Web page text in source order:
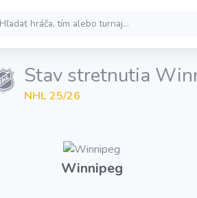
Stav stretnutia
NHL 25/26
Winnipeg